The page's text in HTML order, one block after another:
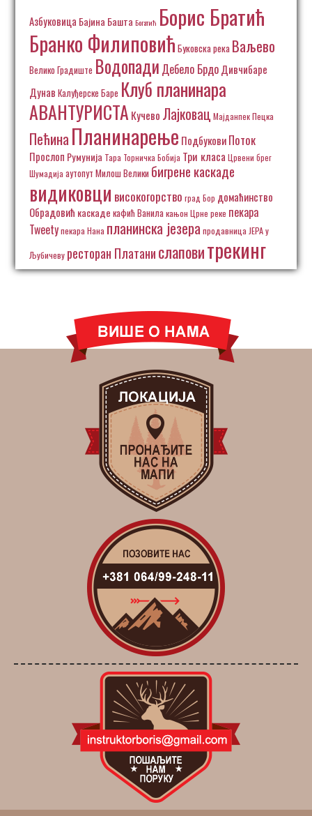
Азбуковица Бајина Башта Богатић Борис Братић
Бранко Филиповић Буковска река Ваљево
Велико Градиште Водопади Дебело БрдоДивчибаре
Дунав Калуђерске Баре Клуб планинара
АВАНТУРИСТА Кучево Лајковац Мајданпек Пецка
Пећина Планинарење ПодбуковиПоток
Прослоп Румунија Тара Торничка Бобија Три класа Црвени брег
Шумадија аутопут Милош Велики бигрене каскаде
видиковци високогорство град Бор домаћинство
Обрадовић каскаде кафић Ванила кањон Црне реке пекара
Tweetyпекара Нана планинска језера продавница ЈЕРА у
Љубичеву ресторан Платанислаповитрекинг